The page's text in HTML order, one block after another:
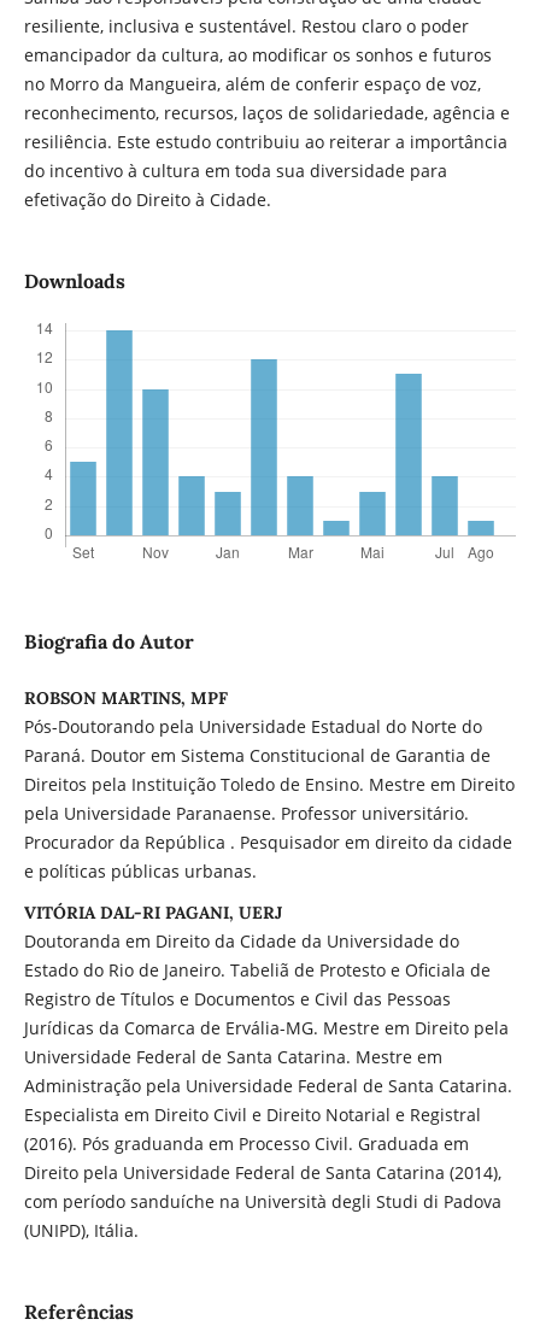
resiliente, inclusiva e sustentável. Restou claro o poder
emancipador da cultura, ao modificar os sonhos e futuros
no Morro da Mangueira, além de conferir espaço de voz,
reconhecimento, recursos, laços de solidariedade, agência e
resiliência. Este estudo contribuiu ao reiterar a importância
do incentivo à cultura em toda sua diversidade para
efetivação do Direito à Cidade.
Downloads
Biografia do Autor
ROBSON MARTINS, MPF
Pós-Doutorando pela Universidade Estadual do Norte do
Paraná. Doutor em Sistema Constitucional de Garantia de
Direitos pela Instituição Toledo de Ensino. Mestre em Direito
pela Universidade Paranaense. Professor universitário.
Procurador da República . Pesquisador em direito da cidade
e políticas públicas urbanas.
VITÓRIA DAL-RI PAGANI, UERJ
Doutoranda em Direito da Cidade da Universidade do
Estado do Rio de Janeiro. Tabeliã de Protesto e Oficiala de
Registro de Títulos e Documentos e Civil das Pessoas
Jurídicas da Comarca de Ervália-MG. Mestre em Direito pela
Universidade Federal de Santa Catarina. Mestre em
Administração pela Universidade Federal de Santa Catarina.
Especialista em Direito Civil e Direito Notarial e Registral
(2016). Pós graduanda em Processo Civil. Graduada em
Direito pela Universidade Federal de Santa Catarina (2014),
com período sanduíche na Università degli Studi di Padova
(UNIPD), Itália.
Referências